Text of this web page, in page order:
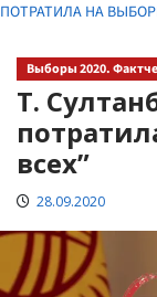
ПОТРАТИЛА НА
Выборы 2020.
Т.
всех”
28.09.2020